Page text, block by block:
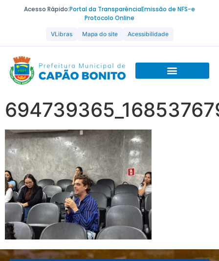
Acesso Rápido:Portal da TransparênciaEmissão de NFS-e
Protocolo Online
VLibras Mapa do site Acessibilidade